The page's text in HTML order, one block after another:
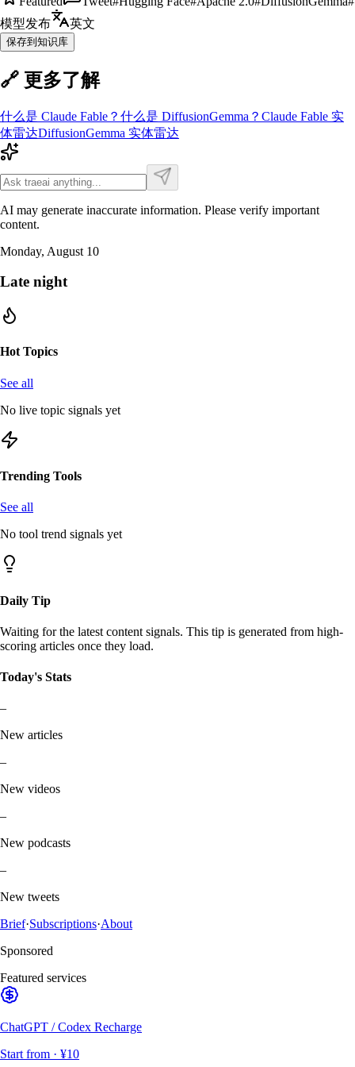
模型发布
英文
保存到知识库
🔗 更多了解
什么是 Claude Fable ？ 什么是 DiffusionGemma ？ Claude Fable 实
体雷达DiffusionGemma 实体雷达
AI may generate inaccurate information. Please verify important
content.
Monday, August 10
Late night
Hot Topics
See all
No live topic signals yet
Trending Tools
See all
No tool trend signals yet
Daily Tip
Waiting for the latest content signals. This tip is generated from high-
scoring articles once they load.
Today's Stats
–
New articles
–
New videos
–
New podcasts
–
New tweets
Brief·Subscriptions·About
Sponsored
Featured services
ChatGPT / Codex Recharge
Start from · ¥10